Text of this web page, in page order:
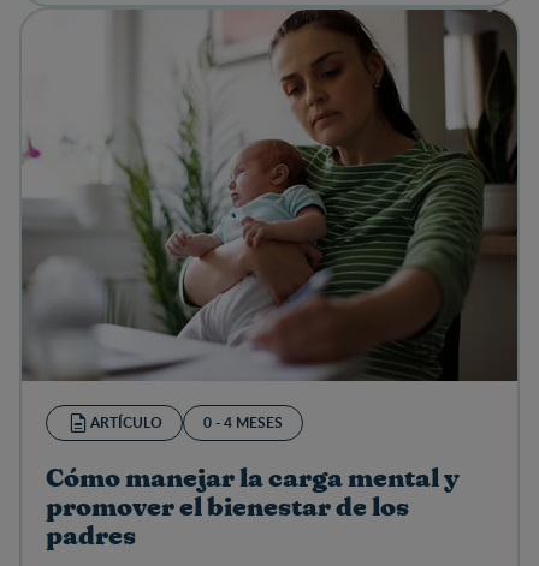
ARTÍCULO 0 - 4 MESES
Cómo manejar la carga mental y
promover el bienestar de los
padres